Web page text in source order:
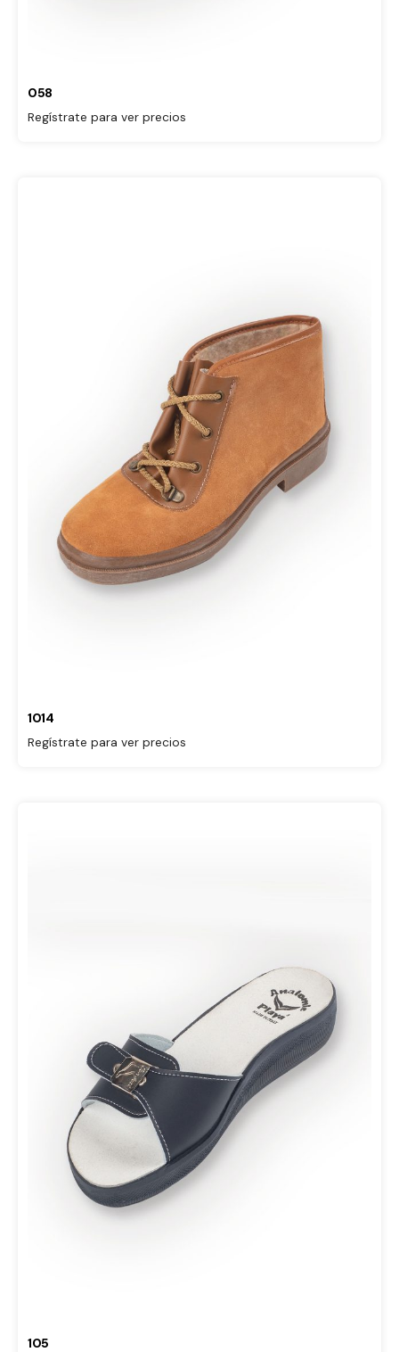
058
Regístrate para ver precios
1014
Regístrate para ver precios
105